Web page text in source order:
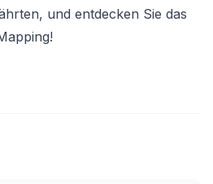
und entdecken Sie das